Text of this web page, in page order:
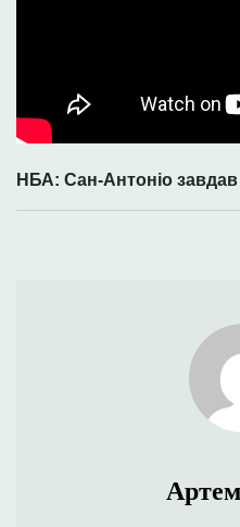
НБА: Сан-Антоніо